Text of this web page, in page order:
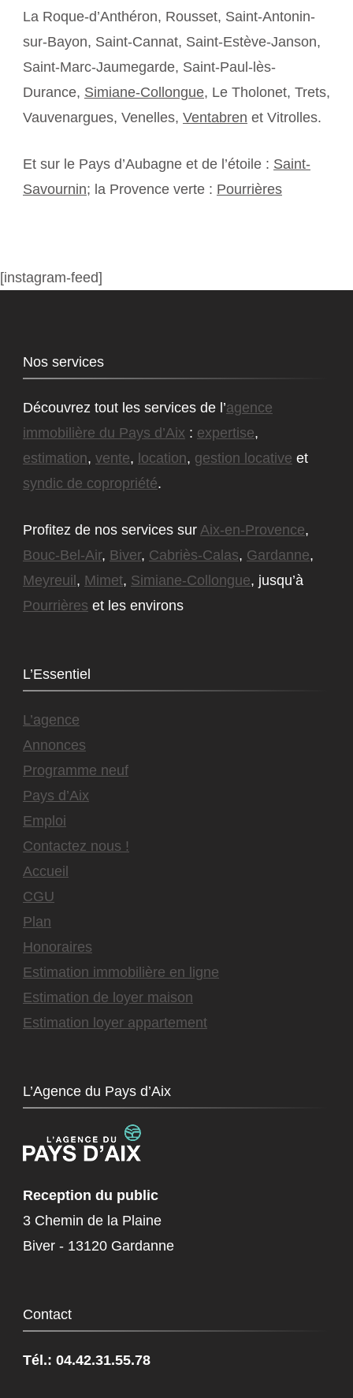
La Roque-d’Anthéron, Rousset, Saint-Antonin-
sur-Bayon, Saint-Cannat, Saint-Estève-Janson,
Saint-Marc-Jaumegarde, Saint-Paul-lès-
Durance, Simiane-Collongue, Le Tholonet, Trets,
Vauvenargues, Venelles, Ventabren et Vitrolles.
Et sur le Pays d’Aubagne et de l’étoile : Saint-
Savournin; la Provence verte : Pourrières
[instagram-feed]
Nos services
Découvrez tout les services de l’agence
immobilière du Pays d’Aix : expertise,
estimation, vente, location, gestion locative et
syndic de copropriété.
Profitez de nos services sur Aix-en-Provence,
Bouc-Bel-Air, Biver, Cabriès-Calas, Gardanne,
Meyreuil, Mimet, Simiane-Collongue, jusqu’à
Pourrières et les environs
L’Essentiel
L’agence
Annonces
Programme neuf
Pays d’Aix
Emploi
Contactez nous !
Accueil
CGU
Plan
Honoraires
Estimation immobilière en ligne
Estimation de loyer maison
Estimation loyer appartement
L’Agence du Pays d’Aix
Reception du public
3 Chemin de la Plaine
Biver - 13120 Gardanne
Contact
Tél.: 04.42.31.55.78